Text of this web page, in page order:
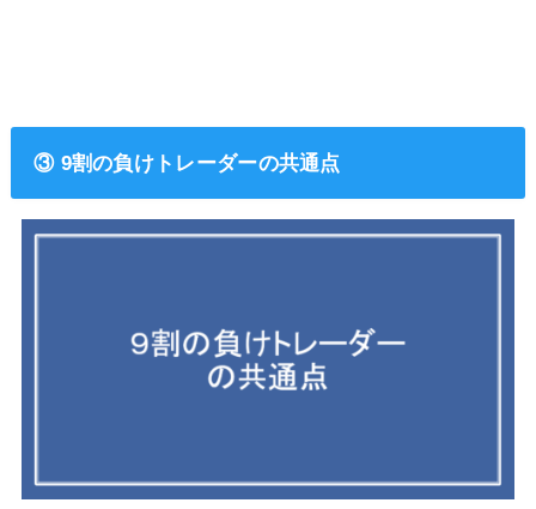
③ 9割の負けトレーダーの共通点